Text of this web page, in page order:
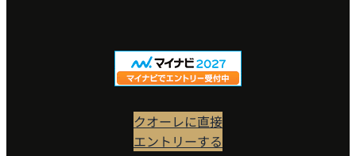
クオーレに直接
エントリーする